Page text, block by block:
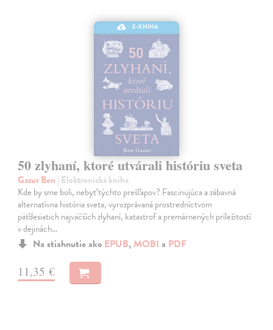
E-KNIHA
50 zlyhaní, ktoré utvárali históriu sveta
Gazur Ben | Elektronická kniha
Kde by sme boli, nebyť týchto prešľapov? Fascinujúca a zábavná
alternatívna história sveta, vyrozprávaná prostredníctvom
päťdesiatich najväčších zlyhaní, katastrof a premárnených príležitostí
v dejinách…
Na stiahnutie ako EPUB, MOBI a PDF
11,35 €